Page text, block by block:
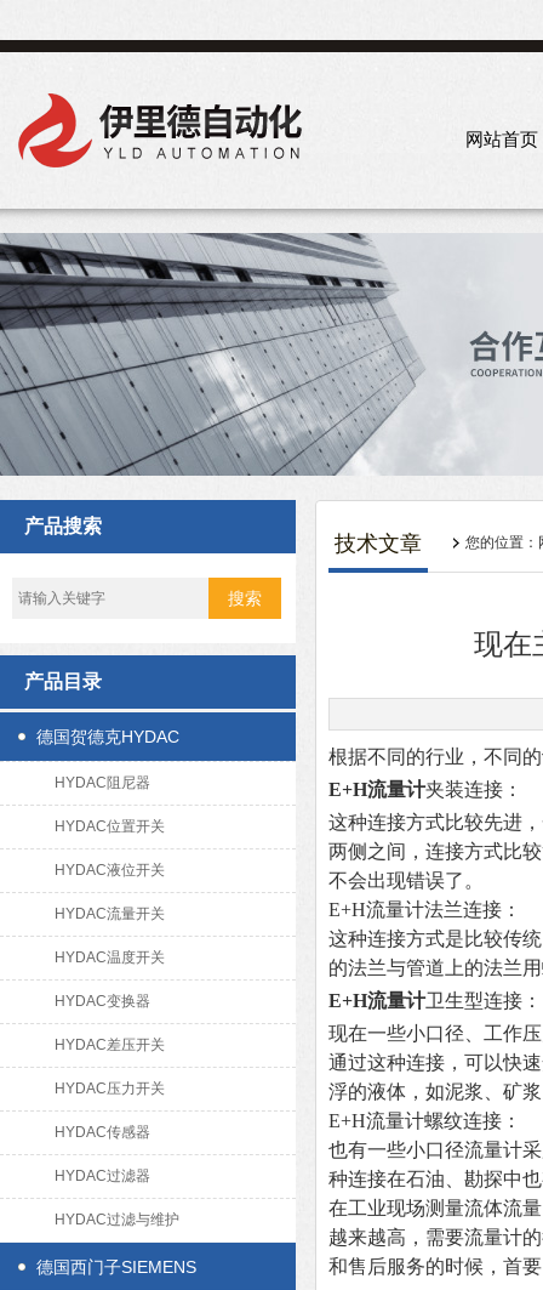
网站首页
产品搜索
产品目录
德国贺德克HYDAC
HYDAC阻尼器
HYDAC位置开关
HYDAC液位开关
HYDAC流量开关
HYDAC温度开关
HYDAC变换器
HYDAC差压开关
HYDAC压力开关
HYDAC传感器
HYDAC过滤器
HYDAC过滤与维护
德国西门子SIEMENS
技术文章 您的位置：
现在
根据不同的行业，不同
E+H流量计夹装连接：
这种连接方式比较先进
两侧之间，连接方式比
不会出现错误了。
E+H流量计法兰连接：
这种连接方式是比较传
的法兰与管道上的法兰
E+H流量计卫生型连接：
现在一些小口径、工作
通过这种连接，可以快
浮的液体，如泥浆、矿
E+H流量计螺纹连接：
也有一些小口径流量计
种连接在石油、勘探中
在工业现场测量流体流
越来越高，需要流量计
和售后服务的时候，首